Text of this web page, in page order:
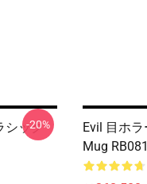
シック
-20%
Evil 目ホ
Mug